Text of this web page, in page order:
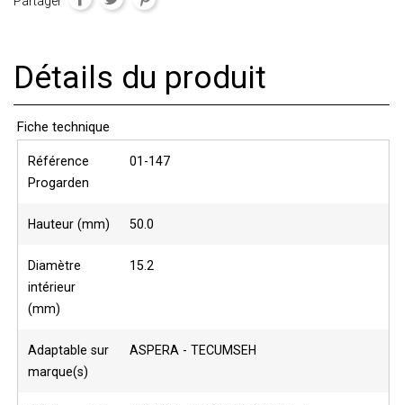
Détails du produit
Fiche technique
Référence
Progarden
01-147
Hauteur (mm) 50.0
Diamètre
intérieur
(mm)
15.2
Adaptable sur
marque(s)
ASPERA - TECUMSEH